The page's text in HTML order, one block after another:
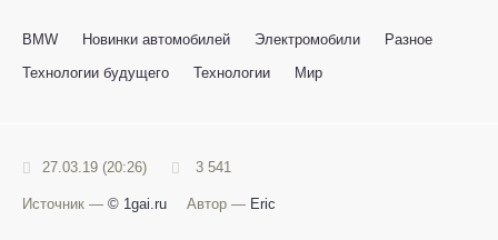
BMW Новинки автомобилей Электромобили
Разное
Технологии будущего
Технологии Мир
27.03.19 (20:26) 3 541
Источник — © 1gai.ru Автор — Eric